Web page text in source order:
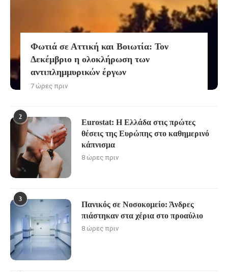
Φωτιά σε Αττική και Βοιωτία: Τον
Δεκέμβριο η ολοκλήρωση των
αντιπλημμυρικών έργων
7 ώρες πριν
2
Eurostat: Η Ελλάδα στις πρώτες
θέσεις της Ευρώπης στο καθημερινό
κάπνισμα
8 ώρες πριν
3
Πανικός σε Νοσοκομείο: Άνδρες
πιάστηκαν στα χέρια στο προαύλιο
8 ώρες πριν